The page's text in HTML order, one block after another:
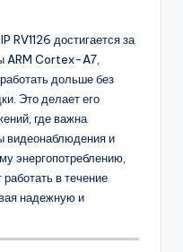
RV1126 достигается за
ARM Cortex-A7,
дольше без
Это делает его
где важна
видеонаблюдения и
энергопотреблению,
работать в течение
надежную и